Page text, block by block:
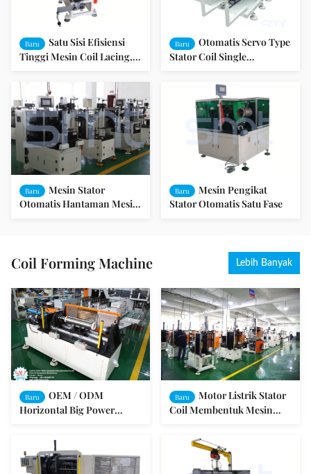
Baru
Satu Sisi Efisiensi
Tinggi Mesin Coil Lacing,
Otomatis
Baru
Otomatis Servo Type
Stator Coil Single
260mm Stack Tinggi
Baru
Mesin Stator
Otomatis Hantaman Mesin
Baru
Mesin Pengikat
Stator Otomatis Satu Fase
Coil Forming Machine Lebih Banyak
Baru
OEM / ODM
Horizontal Big Power
Baru
Motor Listrik Stator
Coil Membentuk Mesin
Membentuk / Shaping